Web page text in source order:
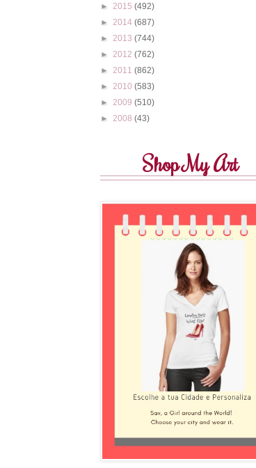
► 2015 (492)
► 2014 (687)
► 2013 (744)
► 2012 (762)
► 2011 (862)
► 2010 (583)
► 2009 (510)
► 2008 (43)
Shop My Art